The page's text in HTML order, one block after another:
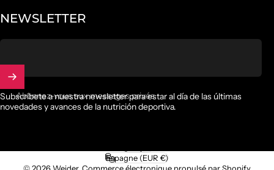
NEWSLETTER
Abonnez-vous aux messages privés
Subscríbete a nuestra newsletter para estar al día de las últimas
novedades y avances de la nutrición deportiva.
Langue
Pays/région
Espagne (EUR €)